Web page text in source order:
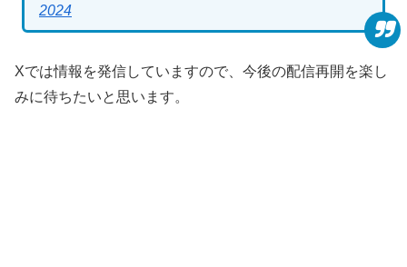
2024
Xでは情報を発信していますので、今後の配信再開を楽し
みに待ちたいと思います。